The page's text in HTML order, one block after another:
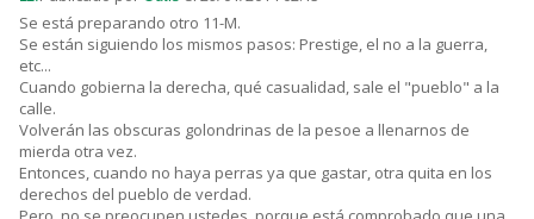
Se está preparando otro 11-M.
Se están siguiendo los mismos pasos: Prestige, el no a la guerra,
etc...
Cuando gobierna la derecha, qué casualidad, sale el "pueblo" a la
calle.
Volverán las obscuras golondrinas de la pesoe a llenarnos de
mierda otra vez.
Entonces, cuando no haya perras ya que gastar, otra quita en los
derechos del pueblo de verdad.